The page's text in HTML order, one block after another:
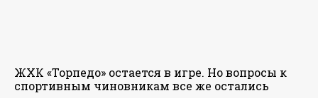
ЖХК «Торпедо» остается в игре. Но вопросы к
спортивным чиновникам все же остались